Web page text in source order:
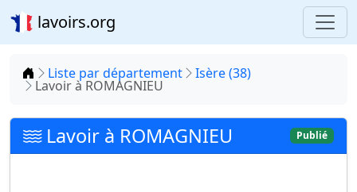
lavoirs.org
Accueil
Liste par département Isère (38)
Lavoir à ROMAGNIEU
Lavoir à ROMAGNIEU Publié